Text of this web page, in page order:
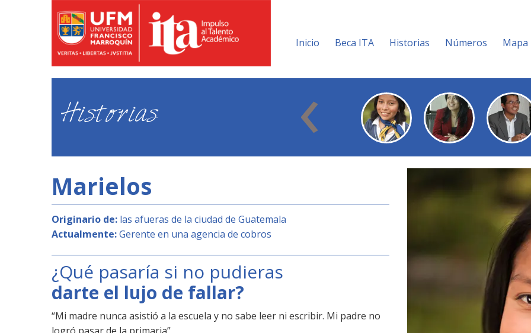
Inicio Beca ITA Historias Números Mapa
Historias ‹
Marielos
Originario de: las afueras de la ciudad de Guatemala
Actualmente:Gerente en una agencia de cobros
¿Qué pasaría si no pudieras
darte el lujo de fallar?
“Mi madre nunca asistió a la escuela y no sabe leer ni escribir. Mi padre no